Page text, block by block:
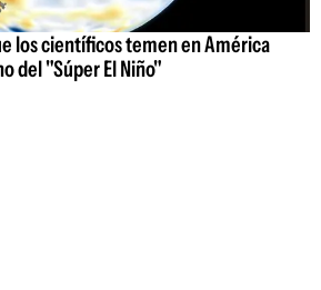
los científicos temen en América
del "Súper El Niño"